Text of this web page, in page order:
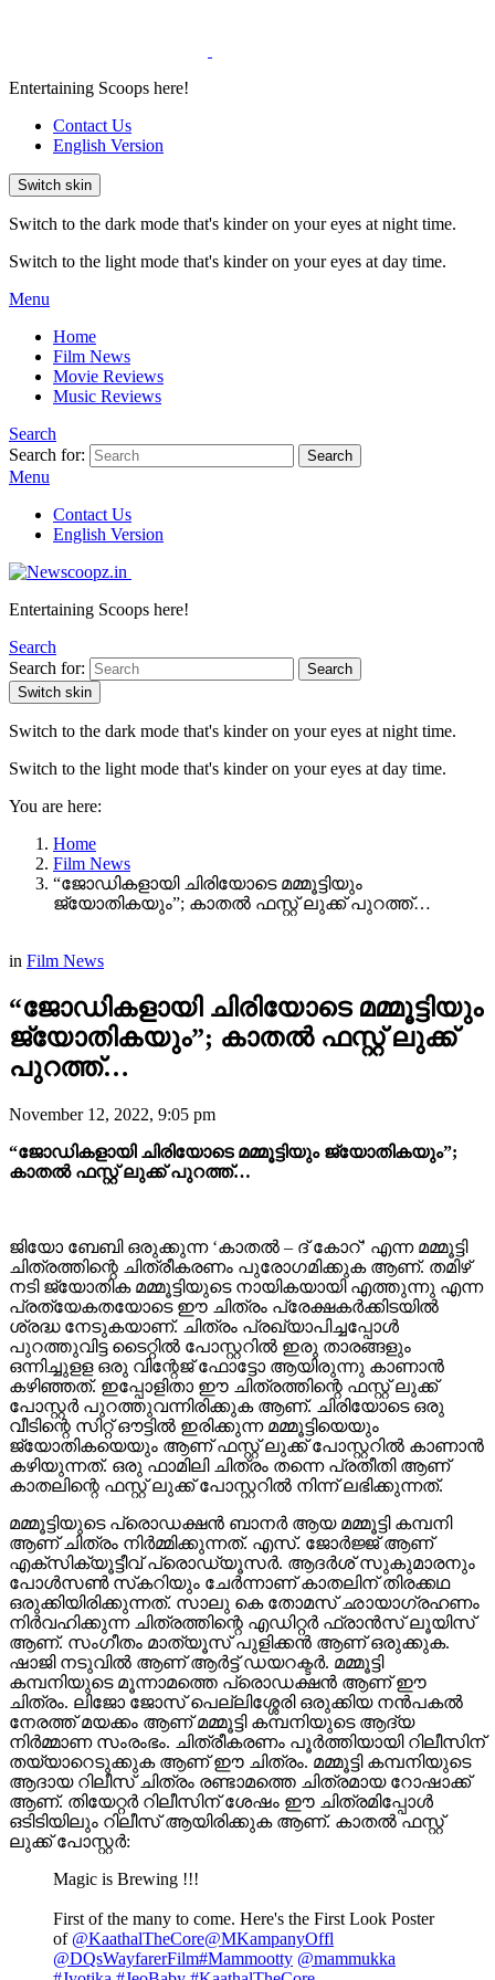
Entertaining Scoops here!
Contact Us
English Version
Switch skin
Switch to the dark mode that's kinder on your eyes at night time.
Switch to the light mode that's kinder on your eyes at day time.
Menu
Home
Film News
Movie Reviews
Music Reviews
Search
Search for:
Search
Menu
Contact Us
English Version
Entertaining Scoops here!
Search
Search for:
Search
Switch skin
Switch to the dark mode that's kinder on your eyes at night time.
Switch to the light mode that's kinder on your eyes at day time.
You are here:
Home
Film News
“ജോഡികളായി ചിരിയോടെ മമ്മൂട്ടിയും
ജ്യോതികയും”; കാതൽ ഫസ്റ്റ് ലുക്ക് പുറത്ത്…
in Film News
“ജോഡികളായി ചിരിയോടെ മമ്മൂട്ടിയും
ജ്യോതികയും”; കാതൽ ഫസ്റ്റ് ലുക്ക്
പുറത്ത്…
November 12, 2022, 9:05 pm
“ജോഡികളായി ചിരിയോടെ മമ്മൂട്ടിയും ജ്യോതികയും”;
കാതൽ ഫസ്റ്റ് ലുക്ക് പുറത്ത്…
ജിയോ ബേബി ഒരുക്കുന്ന ‘കാതൽ – ദ് കോറ്’ എന്ന മമ്മൂട്ടി
ചിത്രത്തിന്റെ ചിത്രീകരണം പുരോഗമിക്കുക ആണ്. തമിഴ്
നടി ജ്യോതിക മമ്മൂട്ടിയുടെ നായികയായി എത്തുന്നു എന്ന
പ്രത്യേകതയോടെ ഈ ചിത്രം പ്രേക്ഷകർക്കിടയിൽ
ശ്രദ്ധ നേടുകയാണ്. ചിത്രം പ്രഖ്യാപിച്ചപ്പോൾ
പുറത്തുവിട്ട ടൈറ്റിൽ പോസ്റ്ററിൽ ഇരു താരങ്ങളും
ഒന്നിച്ചുളള ഒരു വിന്റേജ് ഫോട്ടോ ആയിരുന്നു കാണാൻ
കഴിഞ്ഞത്. ഇപ്പോളിതാ ഈ ചിത്രത്തിന്റെ ഫസ്റ്റ് ലുക്ക്
പോസ്റ്റർ പുറത്തുവന്നിരിക്കുക ആണ്. ചിരിയോടെ ഒരു
വീടിന്റെ സിറ്റ് ഔട്ടിൽ ഇരിക്കുന്ന മമ്മൂട്ടിയെയും
ജ്യോതികയെയും ആണ് ഫസ്റ്റ് ലുക്ക് പോസ്റ്ററിൽ കാണാൻ
കഴിയുന്നത്. ഒരു ഫാമിലി ചിത്രം തന്നെ പ്രതീതി ആണ്
കാതലിന്റെ ഫസ്റ്റ് ലുക്ക് പോസ്റ്ററിൽ നിന്ന് ലഭിക്കുന്നത്.
മമ്മൂട്ടിയുടെ പ്രൊഡക്ഷൻ ബാനർ ആയ മമ്മൂട്ടി കമ്പനി
ആണ് ചിത്രം നിർമ്മിക്കുന്നത്. എസ്. ജോർജ്ജ് ആണ്
എക്‌സിക്യൂട്ടീവ് പ്രൊഡ്യൂസർ. ആദർശ് സുകുമാരനും
പോൾസൺ സ്‌കറിയും ചേർന്നാണ് കാതലിന് തിരക്കഥ
ഒരുക്കിയിരിക്കുന്നത്. സാലു കെ തോമസ് ഛായാഗ്രഹണം
നിർവഹിക്കുന്ന ചിത്രത്തിന്റെ എഡിറ്റർ ഫ്രാൻസ് ലൂയിസ്
ആണ്. സംഗീതം മാത്യൂസ് പുളിക്കൻ ആണ് ഒരുക്കുക.
ഷാജി നടുവിൽ ആണ് ആർട്ട് ഡയറക്ടർ. മമ്മൂട്ടി
കമ്പനിയുടെ മൂന്നാമത്തെ പ്രൊഡക്ഷൻ ആണ് ഈ
ചിത്രം. ലിജോ ജോസ് പെല്ലിശ്ശേരി ഒരുക്കിയ നൻപകൽ
നേരത്ത് മയക്കം ആണ് മമ്മൂട്ടി കമ്പനിയുടെ ആദ്യ
നിർമ്മാണ സംരംഭം. ചിത്രീകരണം പൂർത്തിയായി റിലീസിന്
തയ്യാറെടുക്കുക ആണ് ഈ ചിത്രം. മമ്മൂട്ടി കമ്പനിയുടെ
ആദായ റിലീസ് ചിത്രം രണ്ടാമത്തെ ചിത്രമായ റോഷാക്ക്
ആണ്. തിയേറ്റർ റിലീസിന് ശേഷം ഈ ചിത്രമിപ്പോൾ
ഒടിടിയിലും റിലീസ് ആയിരിക്കുക ആണ്. കാതൽ ഫസ്റ്റ്
ലുക്ക് പോസ്റ്റർ:
Magic is Brewing !!!
First of the many to come. Here's the First Look Poster
of @KaathalTheCore@MKampanyOffl
@DQsWayfarerFilm#Mammootty @mammukka